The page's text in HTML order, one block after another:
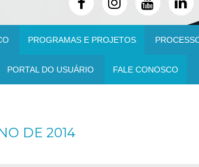
PROGRAMAS E PROJETOS
PORTAL DO USUÁRIO FALE CONOSCO
DE 2014